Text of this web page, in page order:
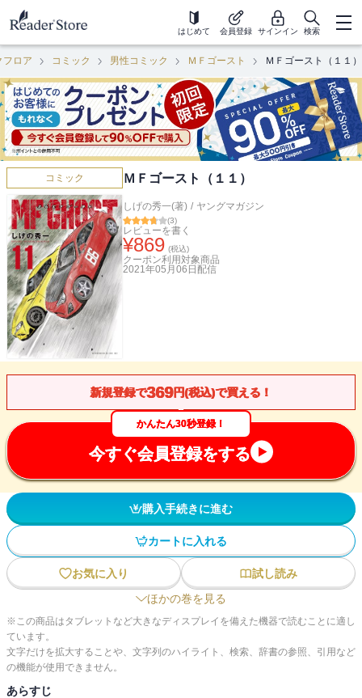
はじめて 会員登録 サインイン 検索
フロア コミック 男性コミック ＭＦゴースト ＭＦゴースト（１１）
コミック ＭＦゴースト（１１）
しげの秀一(著) / ヤングマガジン
(3)
レビューを書く
¥869 (税込)
クーポン利用対象商品
2021年05月06日 配信
新規登録で369円(税込)で買える！
かんたん30秒登録！
今すぐ会員登録をする
購入手続きに進む
カートに入れる
お気に入り
試し読み
ほかの巻を見る
※この商品はタブレットなど大きなディスプレイを備えた機器で読むことに適し
ています。
文字だけを拡大することや、文字列のハイライト、検索、辞書の参照、引用など
の機能が使用できません。
あらすじ